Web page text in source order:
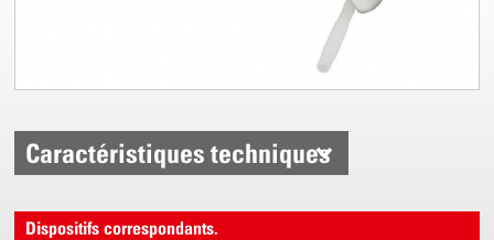
Caractéristiques techniques
Dispositifs correspondants.